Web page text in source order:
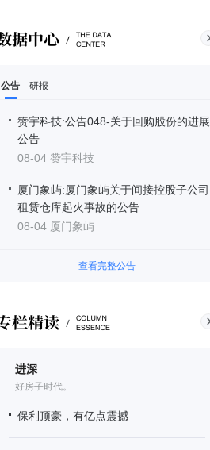
公告 研报
赞宇科技:公告048-关于回购股份的进展
公告
08-04 赞宇科技
厦门象屿:厦门象屿关于间接控股子公司
租赁仓库起火事故的公告
08-04 厦门象屿
查看完整公告
进深
好房子时代。
保利顶豪，有亿点震撼